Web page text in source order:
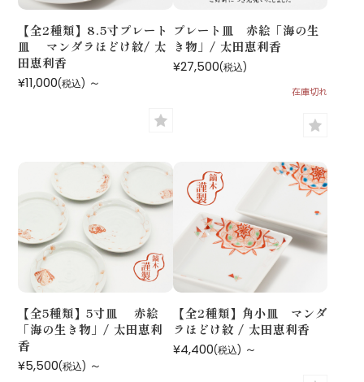
【全2種類】8.5寸プレート
皿 マンダラほどけ紋/ 太
田恵利香
¥11,000(税込) ～
プレート皿 赤絵「海の生
き物」/ 太田恵利香
¥27,500(税込)
在庫切れ
【全5種類】5寸皿 赤絵
「海の生き物」/ 太田恵利
香
¥5,500(税込) ～
【全2種類】角小皿 マンダ
ラほどけ紋 / 太田恵利香
¥4,400(税込) ～